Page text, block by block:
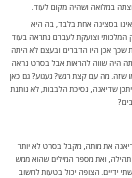
במלואה ושהיה מקום לעוד.
בסצינה אחת בלבד, בה היא
וצועקת לעברם נתראה בעוד
שכך אכן היו הדברים ובעצם לא היתה
היה שווה להראות אבל בסרט נראה
שזה. מה עם קצת רגש? געגוע? גם כאן
שדיאנה, נסיכת הלבבות, לא נותנת
את מותה, מקבל בסרט לא יותר
תהילה, ואת מספר המילים שהוא ממש
ידיים. הצופה יכול בטעות לחשוב